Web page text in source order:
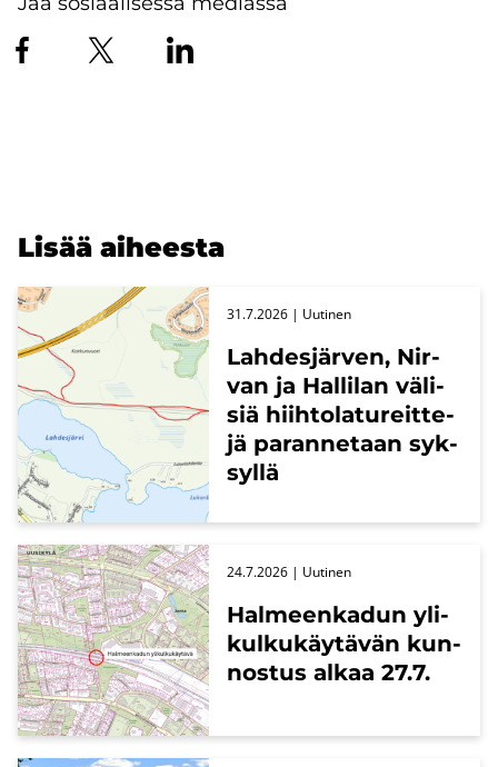
Lisää ai­hees­ta
Lah­des­jär­ven, Nir­
van ja Hal­li­lan vä­li­
siä hiih­to­la­tu­reit­te­
jä pa­ran­ne­taan syk­
syl­lä
31.7.2026 | Uu­ti­nen
Hal­meen­ka­dun yli­
kul­ku­käy­tä­vän kun­
nos­tus alkaa 27.7.
24.7.2026 | Uu­ti­nen